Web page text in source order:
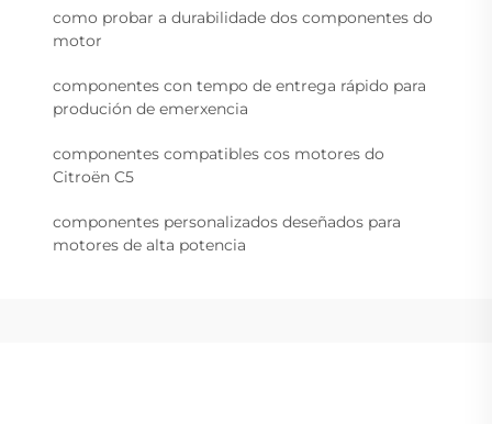
como probar a durabilidade dos componentes do
motor
componentes con tempo de entrega rápido para
produción de emerxencia
componentes compatibles cos motores do
Citroën C5
componentes personalizados deseñados para
motores de alta potencia